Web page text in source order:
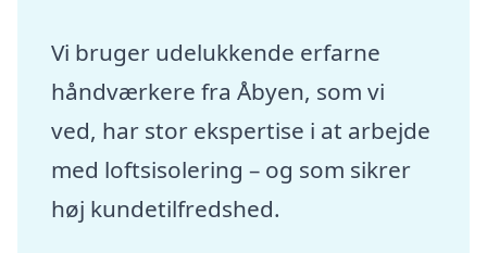
Vi bruger udelukkende erfarne
håndværkere fra Åbyen, som vi
ved, har stor ekspertise i at arbejde
med loftsisolering – og som sikrer
høj kundetilfredshed.